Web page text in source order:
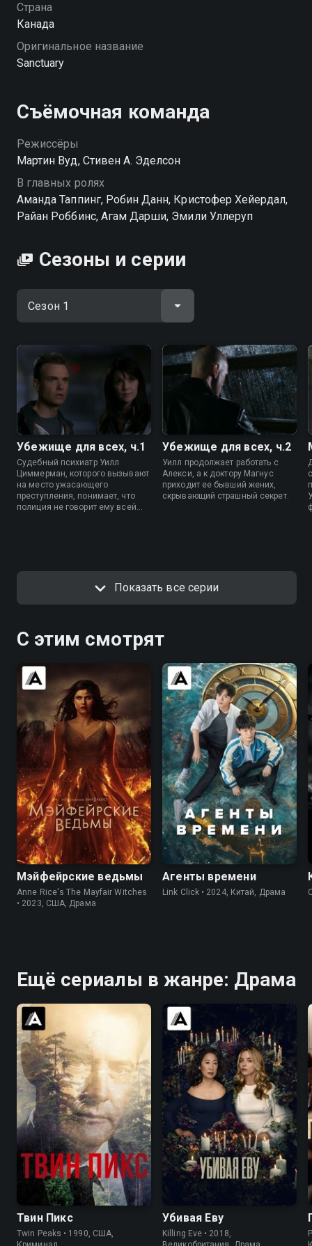
Страна
Канада
Оригинальное название
Sanctuary
Съёмочная команда
Режиссёры
Мартин Вуд, Стивен А. Эделсон
В главных ролях
Аманда Таппинг, Робин Данн, Кристофер Хейердал,
Райан Роббинс, Агам Дарши, Эмили Уллеруп
Сезоны и серии
Убежище для всех, ч.1
Судебный психиатр Уилл
Циммерман, которого вызывают
на место ужасающего
преступления, понимает, что
полиция не говорит ему всей
скрытых от всего мира, которые
на протяжении всей истории
легенд и мифов.
Убежище для всех, ч.2
Уилл продолжает работать с
Алекси, а к доктору Магнус
приходит ее бывший жених,
скрывающий страшный секрет.
Показать все серии
С этим смотрят
7.2 6.2
Мэйфейрские ведьмы
Anne Rice's The Mayfair Witches
• 2023, США, Драма
8.5 8.5
Агенты времени
Link Click • 2024, Китай, Драма
Ещё сериалы в жанре: Драма
8.4 8.7
Твин Пикс
Twin Peaks • 1990, США,
7.7 8.1
Убивая Еву
Killing Eve • 2018,